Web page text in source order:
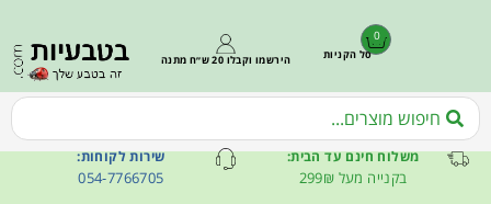
0
סל הקניות הירשמו וקבלו 20 ש״ח מתנה
משלוח חינם עד הבית:
בקנייה מעל 299₪
שירות לקוחות:
054-7766705